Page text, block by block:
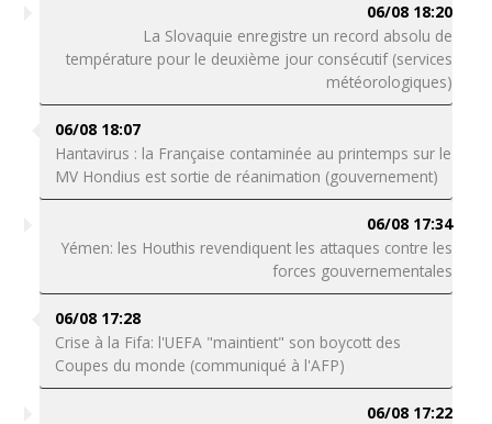
06/08 18:20
La Slovaquie enregistre un record absolu de
température pour le deuxième jour consécutif (services
météorologiques)
06/08 18:07
Hantavirus : la Française contaminée au printemps sur le
MV Hondius est sortie de réanimation (gouvernement)
06/08 17:34
Yémen: les Houthis revendiquent les attaques contre les
forces gouvernementales
06/08 17:28
Crise à la Fifa: l'UEFA "maintient" son boycott des
Coupes du monde (communiqué à l'AFP)
06/08 17:22